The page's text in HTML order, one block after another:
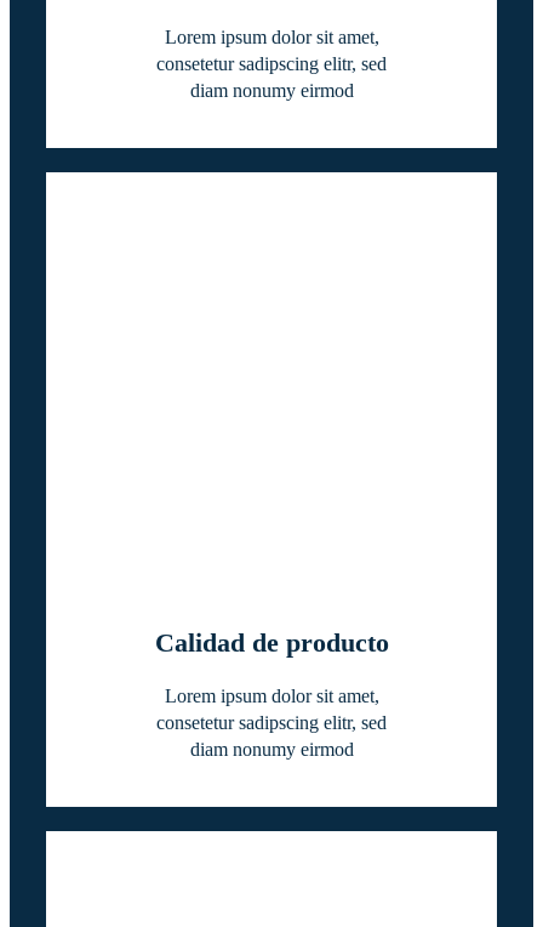
Lorem ipsum dolor sit amet,
consetetur sadipscing elitr, sed
diam nonumy eirmod
Calidad de producto
Lorem ipsum dolor sit amet,
consetetur sadipscing elitr, sed
diam nonumy eirmod